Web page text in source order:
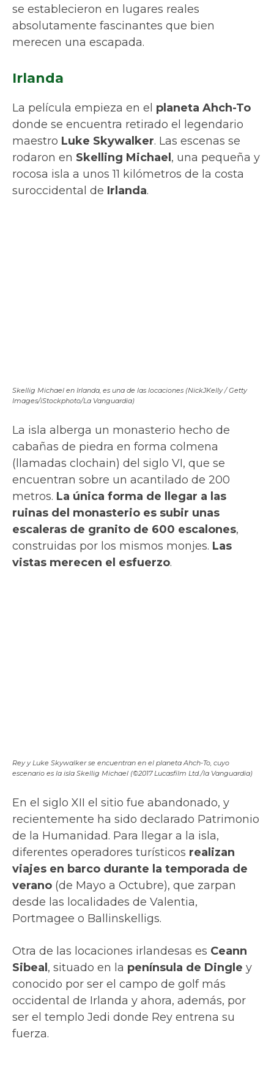
se establecieron en lugares reales
absolutamente fascinantes que bien
merecen una escapada.
Irlanda
La película empieza en el planeta Ahch-To
donde se encuentra retirado el legendario
maestro Luke Skywalker. Las escenas se
rodaron en Skelling Michael , una pequeña y
rocosa isla a unos 11 kilómetros de la costa
suroccidental de Irlanda.
vistas merecen el esfuerzo.
Rey y Luke Skywalker se encuentran en el planeta Ahch-To, cuyo
escenario es la isla Skellig Michael (©2017 Lucasfilm Ltd./la Vanguardia)
En el siglo XII el sitio fue abandonado, y
recientemente ha sido declarado Patrimonio
de la Humanidad. Para llegar a la isla,
diferentes operadores turísticos realizan
viajes en barco durante la temporada de
verano(de Mayo a Octubre), que zarpan
desde las localidades de Valentia,
Vista del océano sobre el acantilado rocoso en la península de Díngle
(studioworxx / Getty Images/iStockphoto/La Vanguardia)
paisajes de bahías escondidas, pequeños
pueblos de pescadores y escarpadas islas
sobre el océano Atlántico. Las vistas son
espectaculares y representan a la perfección
el secreto mundo Ahch-To.